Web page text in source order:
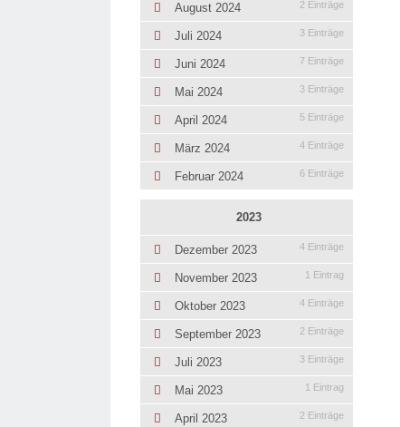
August 2024 2 Einträge
Juli 2024 3 Einträge
Juni 2024 7 Einträge
Mai 2024 3 Einträge
April 2024 5 Einträge
März 2024 4 Einträge
Februar 2024 6 Einträge
2023
Dezember 2023 4 Einträge
November 2023 1 Eintrag
Oktober 2023 4 Einträge
September 2023 2 Einträge
Juli 2023 3 Einträge
Mai 2023 1 Eintrag
April 2023 2 Einträge